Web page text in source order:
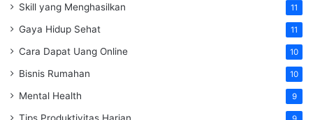
Skill yang Menghasilkan 11
Gaya Hidup Sehat 11
Cara Dapat Uang Online 10
Bisnis Rumahan 10
Mental Health 9
Tips Produktivitas Harian